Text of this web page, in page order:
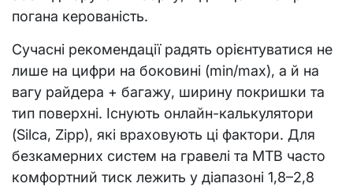
погана керованість.
Сучасні рекомендації радять орієнтуватися не
лише на цифри на боковині (min/max), а й на
вагу райдера + багажу, ширину покришки та
тип поверхні. Існують онлайн-калькулятори
(Silca, Zipp), які враховують ці фактори. Для
безкамерних систем на гравелі та MTB часто
комфортний тиск лежить у діапазоні 1,8–2,8